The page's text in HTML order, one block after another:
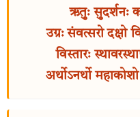
ऋतुः सुदर्शनः
उग्रः संवत्सरो दक्षो
विस्तारः
अर्थोऽनर्थो